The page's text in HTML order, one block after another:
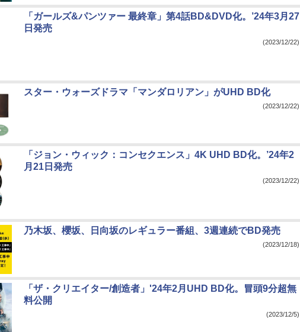
「ガールズ&パンツァー 最終章」第4話BD&DVD化。’24年3月27
日発売
(2023/12/22)
スター・ウォーズドラマ「マンダロリアン」がUHD BD化
(2023/12/22)
「ジョン・ウィック：コンセクエンス」4K UHD BD化。’24年2
月21日発売
(2023/12/22)
乃木坂、櫻坂、日向坂のレギュラー番組、3週連続でBD発売
(2023/12/18)
「ザ・クリエイター/創造者」'24年2月UHD BD化。冒頭9分超無
料公開
(2023/12/5)